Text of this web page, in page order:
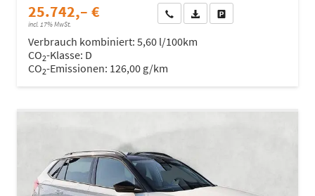
25.742,– €
incl. 17% MwSt.
Wir rufen Sie anFahrzeugexposé (PDF)
Verbrauch kombiniert: 5,60 l/100km
CO2-Klasse: D
CO2-Emissionen: 126,00 g/km